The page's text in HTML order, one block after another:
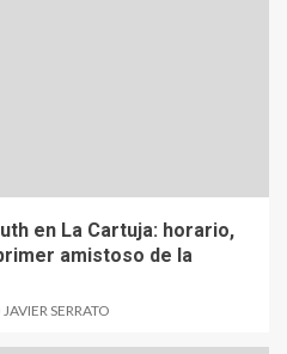
en La Cartuja: horario,
amistoso de la
SERRATO